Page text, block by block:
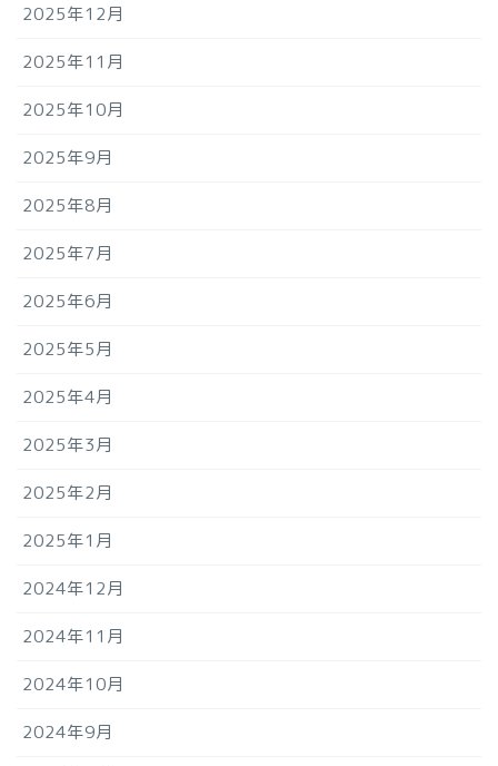
2025年12月
2025年11月
2025年10月
2025年9月
2025年8月
2025年7月
2025年6月
2025年5月
2025年4月
2025年3月
2025年2月
2025年1月
2024年12月
2024年11月
2024年10月
2024年9月